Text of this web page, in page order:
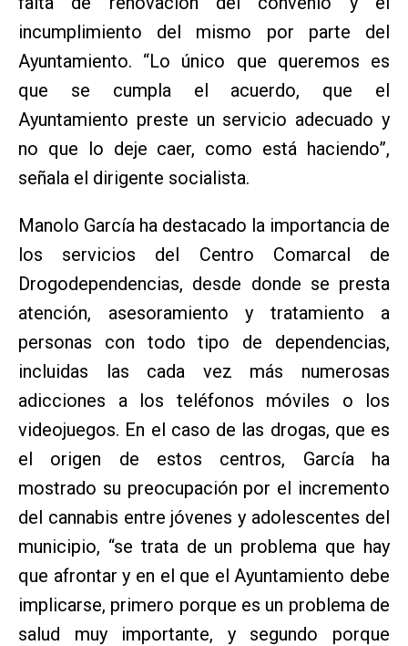
incumplimiento del mismo por parte del
Ayuntamiento. “Lo único que queremos es
que se cumpla el acuerdo, que el
Ayuntamiento preste un servicio adecuado y
no que lo deje caer, como está haciendo”,
señala el dirigente socialista.
Manolo García ha destacado la importancia de
los servicios del Centro Comarcal de
Drogodependencias, desde donde se presta
atención, asesoramiento y tratamiento a
personas con todo tipo de dependencias,
incluidas las cada vez más numerosas
adicciones a los teléfonos móviles o los
videojuegos. En el caso de las drogas, que es
el origen de estos centros, García ha
mostrado su preocupación por el incremento
del cannabis entre jóvenes y adolescentes del
municipio, “se trata de un problema que hay
que afrontar y en el que el Ayuntamiento debe
implicarse, primero porque es un problema de
salud muy importante, y segundo porque